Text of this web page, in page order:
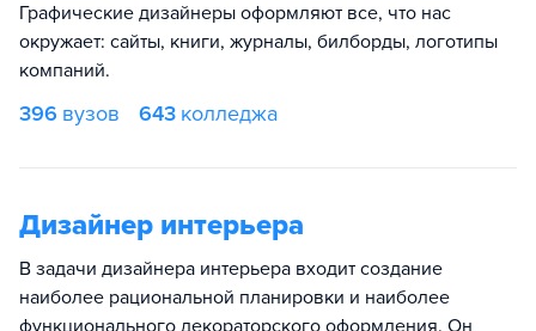
Графические дизайнеры оформляют все, что нас
окружает: сайты, книги, журналы, билборды, логотипы
компаний.
396 вузов 643 колледжа
Дизайнер интерьера
В задачи дизайнера интерьера входит создание
наиболее рациональной планировки и наиболее
функционального декораторского оформления. Он